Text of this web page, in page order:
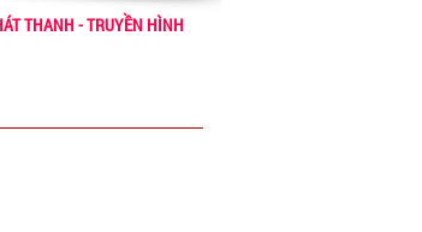
THANH - TRUYỀN HÌNH